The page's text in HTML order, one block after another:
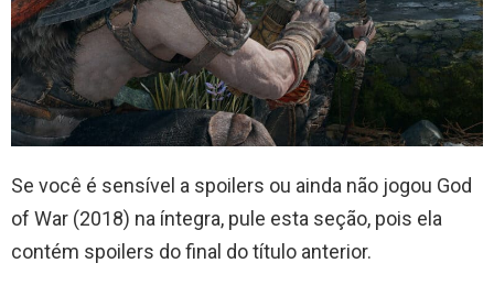
Se você é sensível a spoilers ou ainda não jogou God
of War (2018) na íntegra, pule esta seção, pois ela
contém spoilers do final do título anterior.